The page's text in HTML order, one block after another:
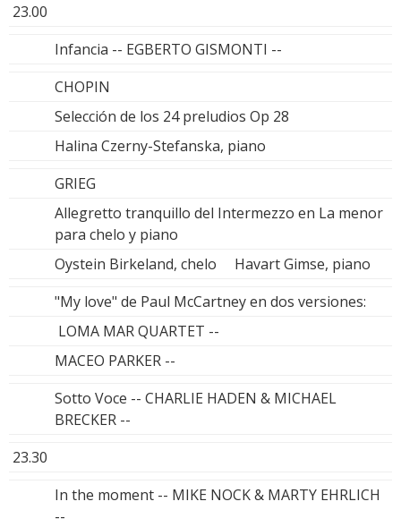
23.00
Infancia -- EGBERTO GISMONTI --
CHOPIN
Selección de los 24 preludios Op 28
Halina Czerny-Stefanska, piano
GRIEG
Allegretto tranquillo del Intermezzo en La menor
para chelo y piano
Oystein Birkeland, chelo Havart Gimse, piano
"My love" de Paul McCartney en dos versiones:
LOMA MAR QUARTET --
MACEO PARKER --
Sotto Voce -- CHARLIE HADEN & MICHAEL
BRECKER --
23.30
In the moment -- MIKE NOCK & MARTY EHRLICH
--